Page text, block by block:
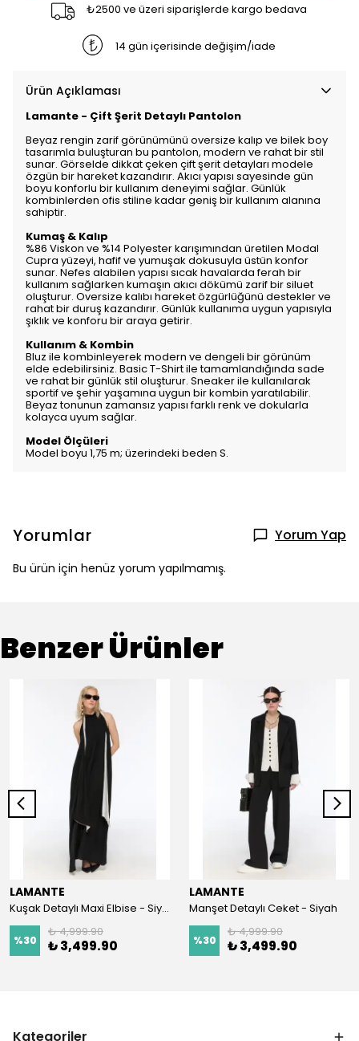
₺2500 ve üzeri siparişlerde kargo bedava
14 gün içerisinde değişim/iade
Ürün Açıklaması
Lamante - Çift Şerit Detaylı Pantolon
Beyaz rengin zarif görünümünü oversize kalıp ve bilek boy
tasarımla buluşturan bu pantolon, modern ve rahat bir stil
sunar. Görselde dikkat çeken çift şerit detayları modele
özgün bir hareket kazandırır. Akıcı yapısı sayesinde gün
boyu konforlu bir kullanım deneyimi sağlar. Günlük
kombinlerden ofis stiline kadar geniş bir kullanım alanına
sahiptir.
Kumaş & Kalıp
%86 Viskon ve %14 Polyester karışımından üretilen Modal
Cupra yüzeyi, hafif ve yumuşak dokusuyla üstün konfor
sunar. Nefes alabilen yapısı sıcak havalarda ferah bir
kullanım sağlarken kumaşın akıcı dökümü zarif bir siluet
oluşturur. Oversize kalıbı hareket özgürlüğünü destekler ve
rahat bir duruş kazandırır. Günlük kullanıma uygun yapısıyla
şıklık ve konforu bir araya getirir.
Kullanım & Kombin
Bluz ile kombinleyerek modern ve dengeli bir görünüm
elde edebilirsiniz. Basic T-Shirt ile tamamlandığında sade
ve rahat bir günlük stil oluşturur. Sneaker ile kullanılarak
sportif ve şehir yaşamına uygun bir kombin yaratılabilir.
Beyaz tonunun zamansız yapısı farklı renk ve dokularla
kolayca uyum sağlar.
Model Ölçüleri
Model boyu 1,75 m; üzerindeki beden S.
Yorumlar Yorum Yap
Bu ürün için henüz yorum yapılmamış.
Benzer Ürünler
LAMANTE
Kuşak Detaylı Maxi Elbise - Siyah
%30
₺ 4,999.90
₺ 3,499.90
LAMANTE
Manşet Detaylı Ceket - Siyah
%30
₺ 4,999.90
₺ 3,499.90
Kategoriler